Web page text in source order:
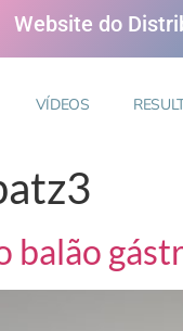
Website do
VÍDEOS
balão